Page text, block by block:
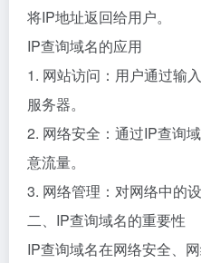
将IP地址返回给用户。
IP查询域名的应用
1. 网站访问：用户通过输
服务器。
2. 网络安全：通过IP查询
意流量。
3. 网络管理：对网络中的
二、IP查询域名的重要性
IP查询域名在网络安全、